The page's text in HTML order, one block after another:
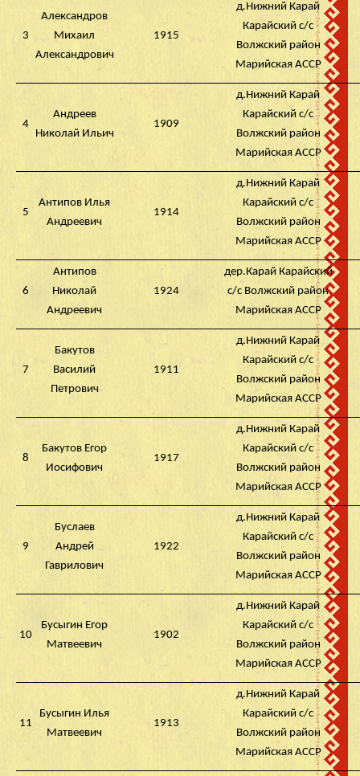
3
Александров
Михаил
Александрович
1915
д.Нижний Карай
Карайский с/с
Волжский район
Марийская АССР
4
Андреев
Николай Ильич
1909
д.Нижний Карай
Карайский с/с
Волжский район
Марийская АССР
5
Антипов Илья
Андреевич
1914
д.Нижний Карай
Карайский с/с
Волжский район
Марийская АССР
6
Антипов
Николай
Андреевич
1924
дер.Карай Карайский
с/с Волжский район
Марийская АССР
7
Бакутов
Василий
Петрович
1911
д.Нижний Карай
Карайский с/с
Волжский район
Марийская АССР
8
Бакутов Егор
Иосифович
1917
д.Нижний Карай
Карайский с/с
Волжский район
Марийская АССР
9
Буслаев
Андрей
Гаврилович
1922
д.Нижний Карай
Карайский с/с
Волжский район
Марийская АССР
10
Бусыгин Егор
Матвеевич
1902
д.Нижний Карай
Карайский с/с
Волжский район
Марийская АССР
11
Бусыгин Илья
Матвеевич
1913
д.Нижний Карай
Карайский с/с
Волжский район
Марийская АССР